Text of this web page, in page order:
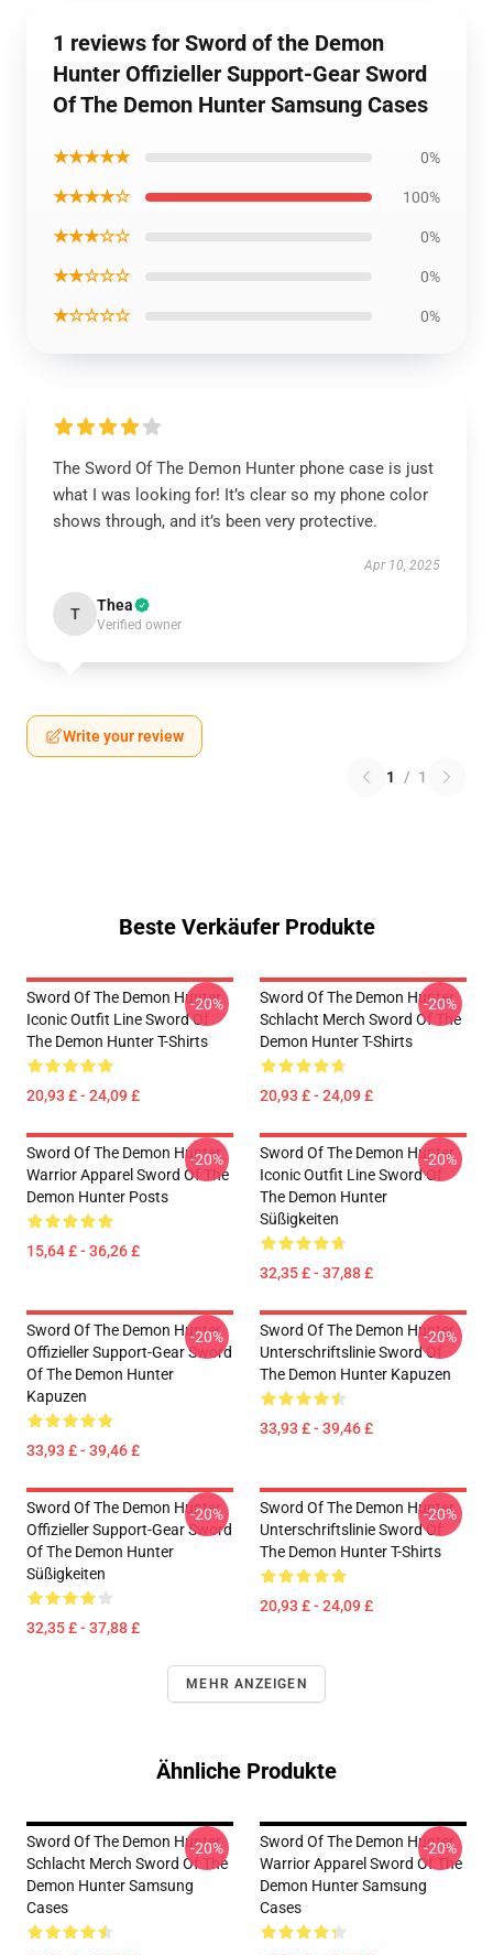
1 reviews for Sword of the Demon
Hunter Offizieller Support-Gear Sword
Of The Demon Hunter Samsung Cases
★★★★★ 0%
★★★★☆ 100%
★★★☆☆ 0%
★★☆☆☆ 0%
★☆☆☆☆ 0%
The Sword Of The Demon Hunter phone case is just
what I was looking for! It’s clear so my phone color
shows through, and it’s been very protective.
Apr 10, 2025
T Thea
Verified owner
Write your review
1 / 1
Beste Verkäufer Produkte
Sword Of The Demon Hunter
Iconic Outfit Line Sword Of
The Demon Hunter T-Shirts
20,93 £ - 24,09 £
-20%
Sword Of The Demon Hunter
Schlacht Merch Sword Of The
Demon Hunter T-Shirts
20,93 £ - 24,09 £
-20%
Sword Of The Demon Hunter
Warrior Apparel Sword Of The
Demon Hunter Posts
15,64 £ - 36,26 £
-20%
Sword Of The Demon Hunter
Iconic Outfit Line Sword Of
The Demon Hunter
Süßigkeiten
32,35 £ - 37,88 £
-20%
Sword Of The Demon Hunter
Offizieller Support-Gear Sword
Of The Demon Hunter
Kapuzen
33,93 £ - 39,46 £
-20%
Sword Of The Demon Hunter
Unterschriftslinie Sword Of
The Demon Hunter Kapuzen
33,93 £ - 39,46 £
-20%
Sword Of The Demon Hunter
Offizieller Support-Gear Sword
Of The Demon Hunter
Süßigkeiten
32,35 £ - 37,88 £
-20%
Sword Of The Demon Hunter
Unterschriftslinie Sword Of
The Demon Hunter T-Shirts
20,93 £ - 24,09 £
-20%
MEHR ANZEIGEN
Ähnliche Produkte
Sword Of The Demon Hunter
Schlacht Merch Sword Of The
Demon Hunter Samsung
Cases
-20%
Sword Of The Demon Hunter
Warrior Apparel Sword Of The
Demon Hunter Samsung
Cases
-20%